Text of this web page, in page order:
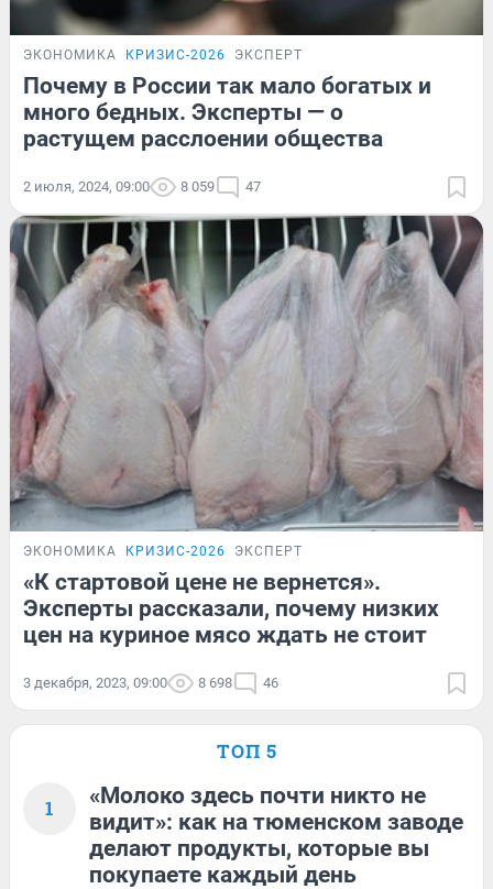
ЭКОНОМИКА КРИЗИС-2026 ЭКСПЕРТ
Почему в России так мало богатых и
много бедных. Эксперты — о
растущем расслоении общества
2 июля, 2024, 09:00 8 059 47
ЭКОНОМИКА КРИЗИС-2026 ЭКСПЕРТ
«К стартовой цене не вернется».
Эксперты рассказали, почему низких
цен на куриное мясо ждать не стоит
3 декабря, 2023, 09:00 8 698 46
ТОП 5
1
«Молоко здесь почти никто не
видит»: как на тюменском заводе
делают продукты, которые вы
покупаете каждый день